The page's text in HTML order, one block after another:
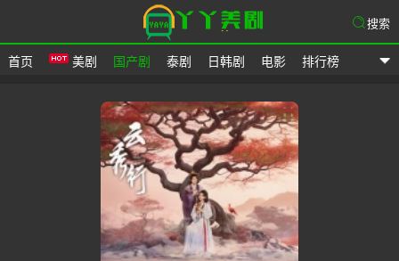
首页 美剧 国产剧 泰剧 日韩剧 电影 排行榜
搜索